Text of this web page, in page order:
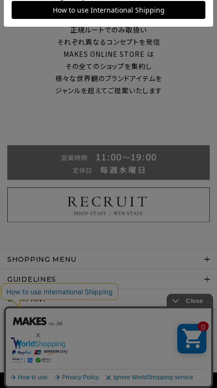
セレクトショップを展開
国内外のブランドを
正規ルートでのみ取扱い
それぞれ異なるコンセプトを発信
MAKES ONLINE STORE は
その全てのショップを集約し
様々な世界観のブランドアイテムを
ジャンルを超えてご提案いたします
SHOPPING MENU
GUIDELINES
COMPANY
Copyright © MAKES co.,ltd .All rights reserved